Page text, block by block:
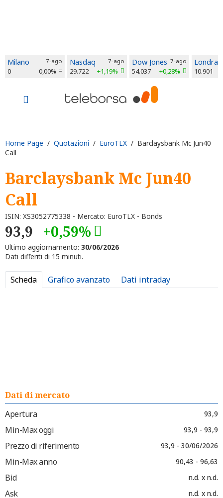
Milano 7-ago
0 0,00%
Nasdaq 7-ago
29.722 +1,19%
Dow Jones 7-ago
54.037 +0,28%
Londra
10.901
Home Page / Quotazioni / EuroTLX / Barclaysbank Mc Jun40
Call
Barclaysbank Mc Jun40
Call
ISIN: XS3052775338 - Mercato: EuroTLX - Bonds
93,9 +0,59%
Ultimo aggiornamento: 30/06/2026
Dati differiti di 15 minuti.
Scheda Grafico avanzato Dati intraday
Dati di mercato
Apertura
93,9
Min-Max oggi 93,9 - 93,9
Prezzo di riferimento 93,9 - 30/06/2026
Min-Max anno 90,43 - 96,63
Bid n.d. x n.d.
Ask n.d. x n.d.